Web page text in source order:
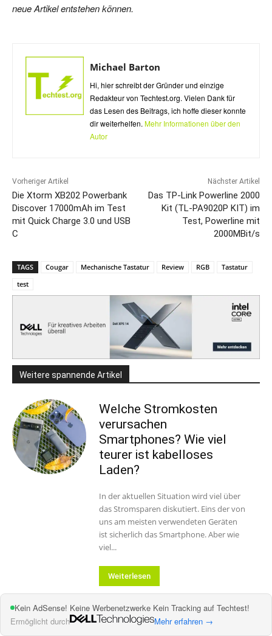
neue Artikel entstehen können.
Michael Barton
Hi, hier schreibt der Gründer und einzige
Redakteur von Techtest.org. Vielen Dank für
das Lesen des Beitrags, ich hoffe dieser konnte
dir weiterhelfen. Mehr Informationen über den
Autor
Vorheriger Artikel
Die Xtorm XB202 Powerbank
Discover 17000mAh im Test
mit Quick Charge 3.0 und USB
C
Nächster Artikel
Das TP-Link Powerline 2000
Kit (TL-PA9020P KIT) im
Test, Powerline mit
2000MBit/s
TAGS Cougar Mechanische Tastatur Review RGB
Tastatur
test
Weitere spannende Artikel
Welche Stromkosten
verursachen
Smartphones? Wie viel
teurer ist kabelloses
Laden?
In der aktuellen Situation wird viel über
das Stromsparen diskutiert. Eins der von
uns am meisten verwendeten Geräten
ist sicherlich das Smartphone. Aber wie
viel...
Weiterlesen
Wie haltbar sind
Kein AdSense! Keine Werbenetzwerke Kein Tracking auf Techtest!
Ermöglicht durch
Mehr erfahren →